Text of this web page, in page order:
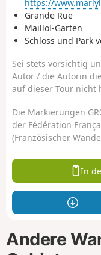
https://
Grande Rue
Maillol-Garten
Schloss und Park
Sei stets vorsichtig
Autor / die Autorin
auf dieser Tour nicht
Die Markierungen
der Fédération
(Französischer
In
Andere